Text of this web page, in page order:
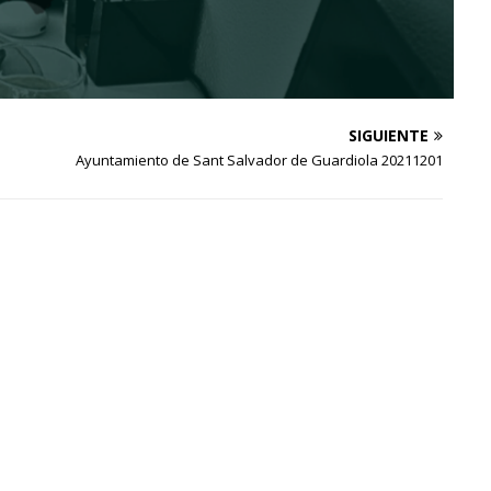
SIGUIENTE
Ayuntamiento de Sant Salvador de Guardiola 20211201